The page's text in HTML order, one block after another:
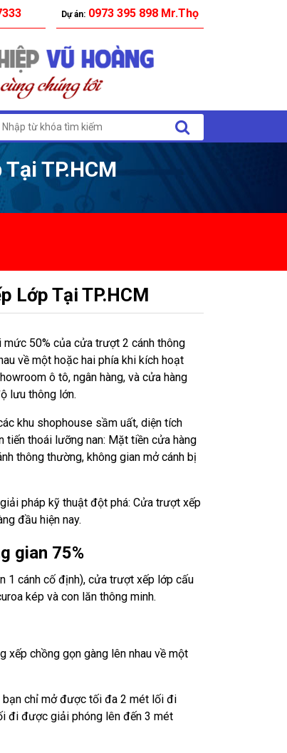
Dự án: 0973 395 898 Mr.Thọ
TP.HCM
Lớp Tại TP.HCM
50% của cửa trượt 2 cánh thông
về một hoặc hai phía khi kích hoạt
ô tô, ngân hàng, và cửa hàng
lưu thông lớn.
khu shophouse sầm uất, diện tích
tiến thoái lưỡng nan: Mặt tiền cửa hàng
thông thường, không gian mở cánh bị
pháp kỹ thuật đột phá: Cửa trượt xếp
đầu hiện nay.
gian 75%
1 cánh cố định), cửa trượt xếp lớp cấu
kép và con lăn thông minh.
xếp chồng gọn gàng lên nhau về một
chỉ mở được tối đa 2 mét lối đi
đi được giải phóng lên đến 3 mét